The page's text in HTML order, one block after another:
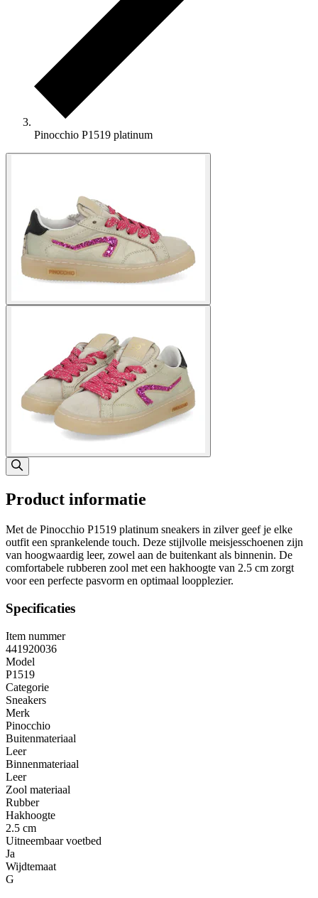
Pinocchio P1519 platinum
Product informatie
Met de Pinocchio P1519 platinum sneakers in zilver geef je elke
outfit een sprankelende touch. Deze stijlvolle meisjesschoenen zijn
van hoogwaardig leer, zowel aan de buitenkant als binnenin. De
comfortabele rubberen zool met een hakhoogte van 2.5 cm zorgt
voor een perfecte pasvorm en optimaal loopplezier.
Specificaties
Item nummer
441920036
Model
P1519
Categorie
Sneakers
Merk
Pinocchio
Buitenmateriaal
Leer
Binnenmateriaal
Leer
Zool materiaal
Rubber
Hakhoogte
2.5 cm
Uitneembaar voetbed
Ja
Wijdtemaat
G